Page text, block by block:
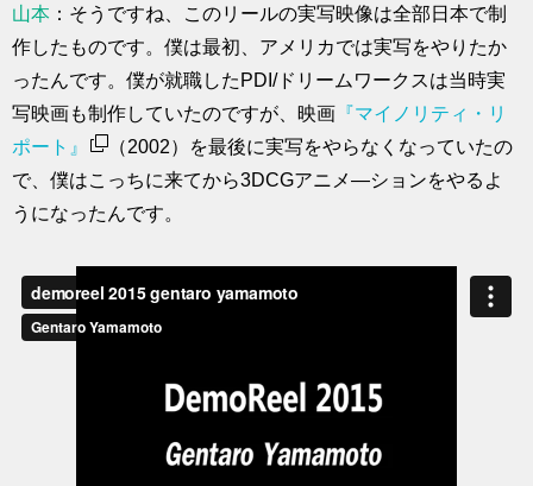
山本 ：そうですね、このリールの実写映像は全部日本で制
作したものです。僕は最初、アメリカでは実写をやりたか
ったんです。僕が就職したPDI/ドリームワークスは当時実
写映画も制作していたのですが、映画 『マイノリティ・リ
ポート』
（2002）を最後に実写をやらなくなっていたの
で、僕はこっちに来てから3DCGアニメ―ションをやるよ
うになったんです。